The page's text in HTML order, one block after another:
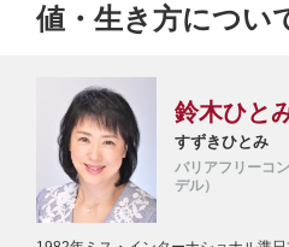
値・生き方につい
鈴木ひと
すずきひとみ
バリアフリーコ
デル）